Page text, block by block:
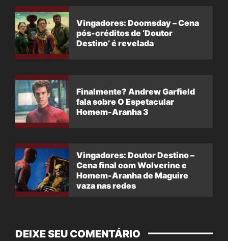
Vingadores: Doomsday – Cena
pós-créditos de ‘Doutor
Destino’ é revelada
Finalmente? Andrew Garfield
fala sobre O Espetacular
Homem-Aranha 3
Vingadores: Doutor Destino –
Cena final com Wolverine e
Homem-Aranha de Maguire
vaza nas redes
DEIXE SEU COMENTÁRIO